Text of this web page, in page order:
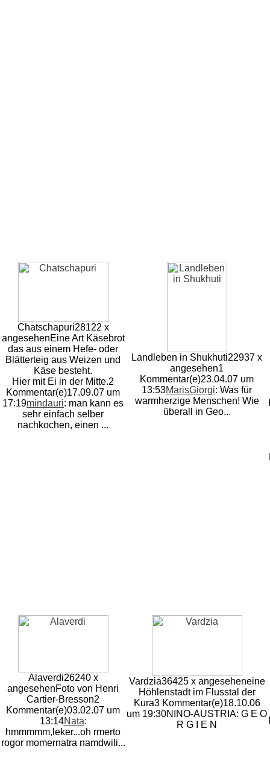
Chatschapuri28122 x
angesehenEine Art Käsebrot
das aus einem Hefe- oder
Blätterteig aus Weizen und
Käse besteht.
Hier mit Ei in der Mitte.2
Kommentar(e)17.09.07 um
17:19mindauri: man kann es
sehr einfach selber
nachkochen, einen ...
Landleben in Shukhuti22937 x
angesehen1
Kommentar(e)23.04.07 um
13:53MarisGiorgi: Was für
warmherzige Menschen! Wie
überall in Geo...
Alaverdi26240 x
angesehenFoto von Henri
Cartier-Bresson2
Kommentar(e)03.02.07 um
13:14Nata:
hmmmmm,leker...oh rmerto
rogor momernatra namdwili...
Vardzia36425 x angeseheneine
Höhlenstadt im Flusstal der
Kura3 Kommentar(e)18.10.06
um 19:30NINO-AUSTRIA: G E O
R G I E N